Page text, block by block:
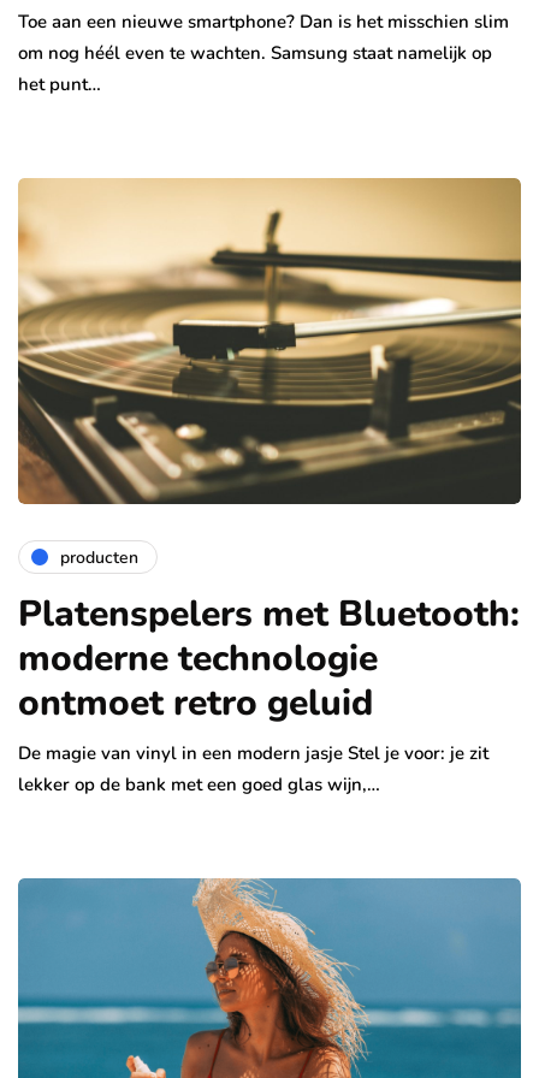
Toe aan een nieuwe smartphone? Dan is het misschien slim
om nog héél even te wachten. Samsung staat namelijk op
het punt…
producten
Platenspelers met Bluetooth:
moderne technologie
ontmoet retro geluid
De magie van vinyl in een modern jasje Stel je voor: je zit
lekker op de bank met een goed glas wijn,…